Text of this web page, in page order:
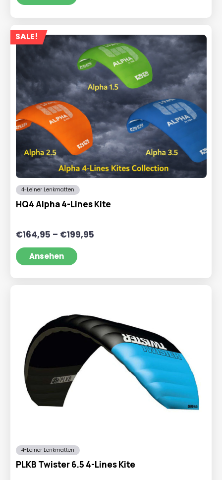
SALE!
4-Leiner Lenkmatten
HQ4 Alpha 4-Lines Kite
€164,95 – €199,95Preisspanne:
Ansehen
4-Leiner Lenkmatten
PLKB Twister 6.5 4-Lines Kite